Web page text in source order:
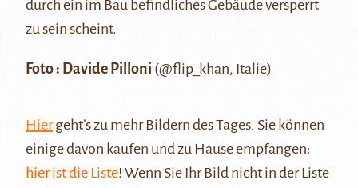
durch ein im Bau befindliches Gebäude versperrt
zu sein scheint.
Foto : Davide Pilloni (@flip_khan, Italie)
Hiergeht’s zu mehr Bildern des Tages. Sie können
einige davon kaufen und zu Hause empfangen:
hier ist die Liste! Wenn Sie Ihr Bild nicht in der Liste